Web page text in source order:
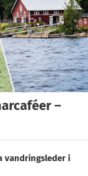
–
vandringsleder i